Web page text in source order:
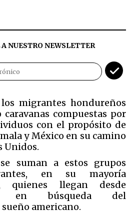
NUESTRO NEWSLETTER
los migrantes hondureños
compuestas por
con el propósito de
y México en su camino
Unidos.
suman a estos grupos
en su mayoría
quienes llegan desde
en búsqueda del
americano.